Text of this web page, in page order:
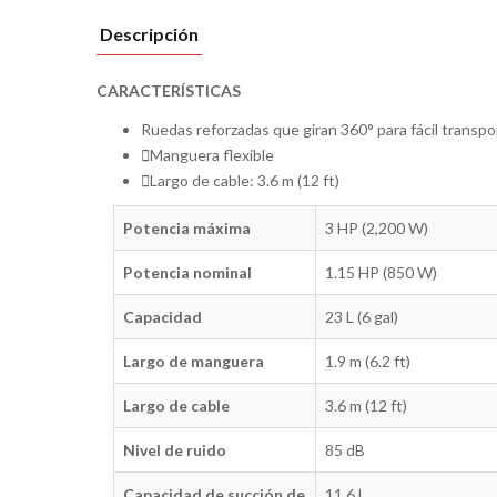
Descripción
CARACTERÍSTICAS
Ruedas reforzadas que giran 360° para fácil
Manguera flexible
Largo de cable: 3.6 m (12 ft)
Potencia máxima 3 HP (2,200 W)
Potencia nominal 1.15 HP (850 W)
Capacidad 23 L (6 gal)
Largo de manguera 1.9 m (6.2 ft)
Largo de cable 3.6 m (12 ft)
Nivel de ruido 85 dB